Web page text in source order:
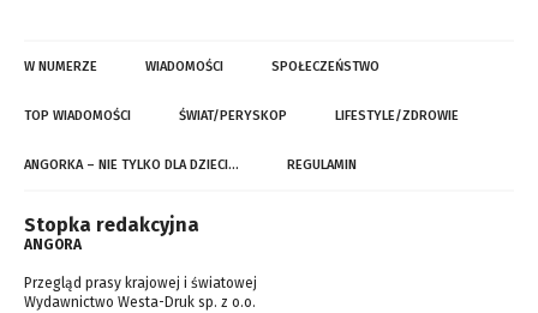
W NUMERZE WIADOMOŚCI SPOŁECZEŃSTWO
TOP WIADOMOŚCI ŚWIAT/PERYSKOP LIFESTYLE/ZDROWIE
ANGORKA – NIE TYLKO DLA DZIECI… REGULAMIN
Stopka redakcyjna
ANGORA
Przegląd prasy krajowej i światowej
Wydawnictwo Westa-Druk sp. z o.o.